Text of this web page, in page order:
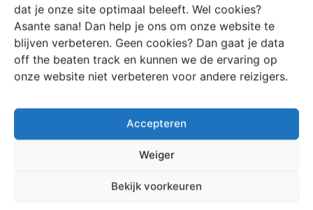
dat je onze site optimaal beleeft. Wel cookies?
Asante sana! Dan help je ons om onze website te
blijven verbeteren. Geen cookies? Dan gaat je data
off the beaten track en kunnen we de ervaring op
onze website niet verbeteren voor andere reizigers.
Accepteren
Weiger
Bekijk voorkeuren